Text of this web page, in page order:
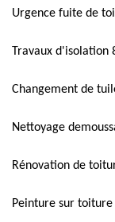
Urgence fuite de
Travaux d'isolation
Changement de
Nettoyage
Rénovation de
Peinture sur toiture